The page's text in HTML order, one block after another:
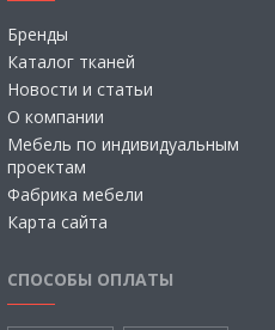
Бренды
Каталог тканей
Новости и статьи
О компании
Мебель по индивидуальным
проектам
Фабрика мебели
Карта сайта
СПОСОБЫ ОПЛАТЫ